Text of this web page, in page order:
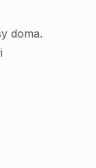
doma.